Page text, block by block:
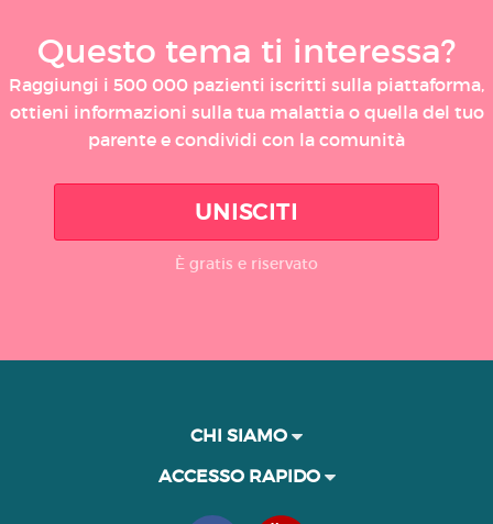
Questo tema ti interessa?
Raggiungi i 500 000 pazienti iscritti sulla piattaforma,
ottieni informazioni sulla tua malattia o quella del tuo
parente e condividi con la comunità
UNISCITI
È gratis e riservato
CHI SIAMO
ACCESSO RAPIDO